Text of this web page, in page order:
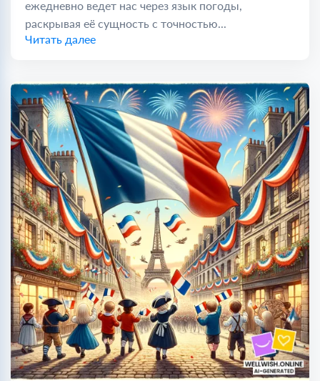
ежедневно ведет нас через язык погоды,
раскрывая её сущность с точностью...
Читать далее